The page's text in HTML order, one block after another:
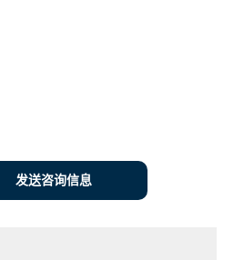
发送咨询信息